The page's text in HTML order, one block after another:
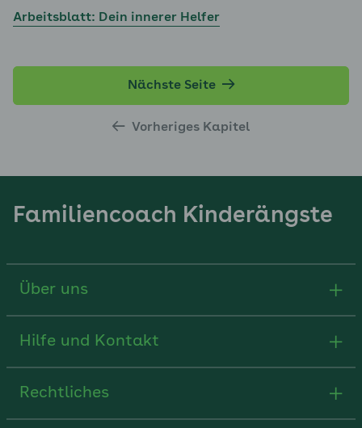
Arbeitsblatt: Dein innerer Helfer
Vorheriges Kapitel
Nächste Seite
Familiencoach Kinderängste
Über uns
Hilfe und Kontakt
Rechtliches